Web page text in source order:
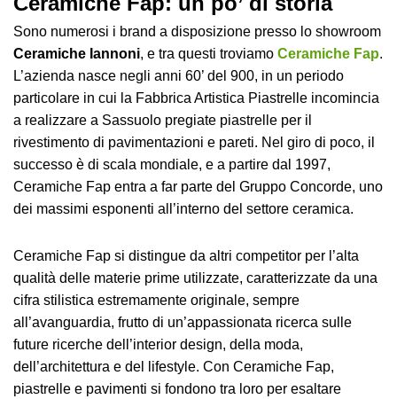
Sono numerosi i brand a disposizione presso lo showroom
Ceramiche Iannoni, e tra questi troviamo Ceramiche Fap.
L’azienda nasce negli anni 60’ del 900, in un periodo
particolare in cui la Fabbrica Artistica Piastrelle incomincia
a realizzare a Sassuolo pregiate piastrelle per il
rivestimento di pavimentazioni e pareti. Nel giro di poco, il
successo è di scala mondiale, e a partire dal 1997,
Ceramiche Fap entra a far parte del Gruppo Concorde, uno
dei massimi esponenti all’interno del settore ceramica.
Ceramiche Fap si distingue da altri competitor per l’alta
qualità delle materie prime utilizzate, caratterizzate da una
cifra stilistica estremamente originale, sempre
all’avanguardia, frutto di un’appassionata ricerca sulle
future ricerche dell’interior design, della moda,
dell’architettura e del lifestyle. Con Ceramiche Fap,
piastrelle e pavimenti si fondono tra loro per esaltare